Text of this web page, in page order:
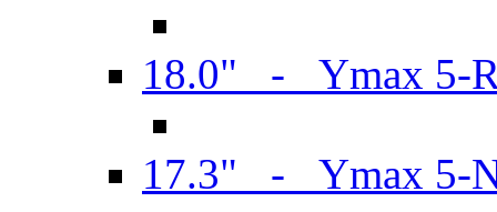
18.0" - Ymax 5-
17.3" - Ymax 5-